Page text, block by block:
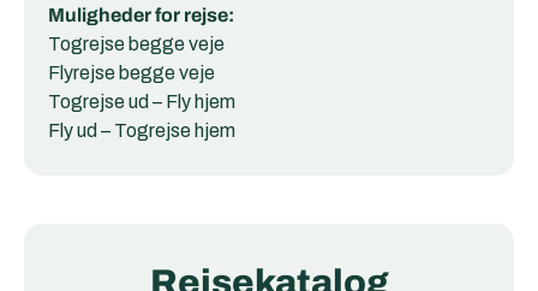
Muligheder for rejse:
Togrejse begge veje
Flyrejse begge veje
Togrejse ud – Fly hjem
Fly ud – Togrejse hjem
Rejsekatalog